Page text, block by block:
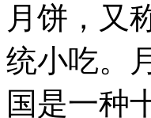
月饼，又
统小吃。
国是一种